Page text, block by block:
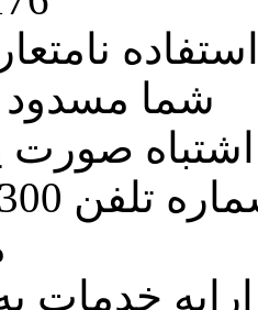
شما
اشتباه
خدمات به